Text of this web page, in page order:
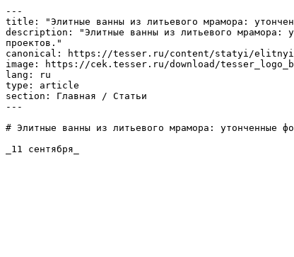
---
title: "Элитные ванны из литьевого мрамора:
description: "Элитные ванны из литьевого мрамора:
проектов."
canonical: https://tesser.ru/content/statyi/
image: https://cek.tesser.ru/download/
lang: ru
type: article
section: Главная / Статьи
---
# Элитные ванны из литьевого мрамора: утонченные
_11 сентября_